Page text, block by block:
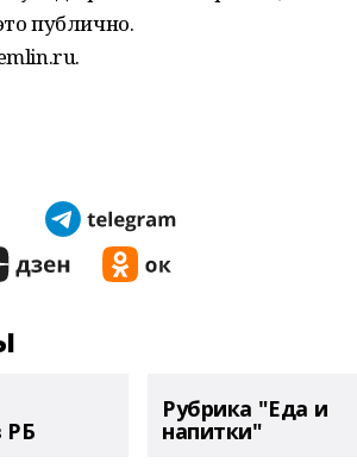
публично.
РБ
Рубрика "Еда и
напитки"